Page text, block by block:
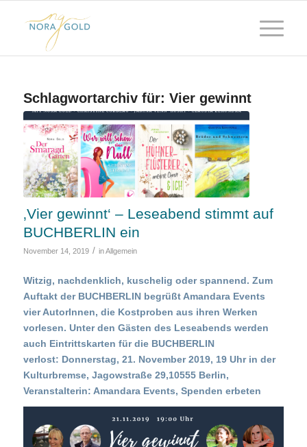
Schlagwortarchiv für: Vier gewinnt
‚Vier gewinnt‘ – Leseabend stimmt auf
BUCHBERLIN ein
November 14, 2019 / inAllgemein
Witzig, nachdenklich, kuschelig oder spannend. Zum
Auftakt der BUCHBERLIN begrüßt Amandara Events
vier AutorInnen, die Kostproben aus ihren Werken
vorlesen. Unter den Gästen des Leseabends werden
auch Eintrittskarten für die BUCHBERLIN
verlost: Donnerstag, 21. November 2019, 19 Uhr in der
Kulturbremse, Jagowstraße 29,10555 Berlin,
Veranstalterin: Amandara Events, Spenden erbeten